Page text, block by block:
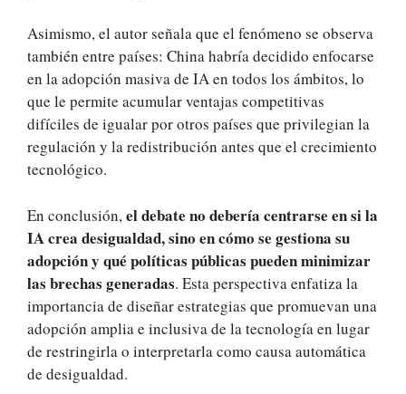
Asimismo, el autor señala que el fenómeno se observa
también entre países: China habría decidido enfocarse
en la adopción masiva de IA en todos los ámbitos, lo
que le permite acumular ventajas competitivas
difíciles de igualar por otros países que privilegian la
regulación y la redistribución antes que el crecimiento
tecnológico.
En conclusión, el debate no debería centrarse en si la
IA crea desigualdad, sino en cómo se gestiona su
adopción y qué políticas públicas pueden minimizar
las brechas generadas. Esta perspectiva enfatiza la
importancia de diseñar estrategias que promuevan una
adopción amplia e inclusiva de la tecnología en lugar
de restringirla o interpretarla como causa automática
de desigualdad.